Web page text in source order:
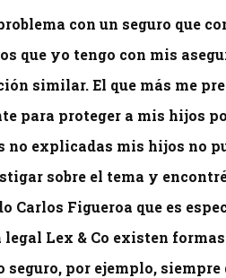
con un seguro que
que yo tengo con mis
similar. El que más me
para proteger a mis hijos
no explicadas mis hijos no
sobre el tema y
Carlos Figueroa que es
Lex & Co existen formas
por ejemplo, siempre